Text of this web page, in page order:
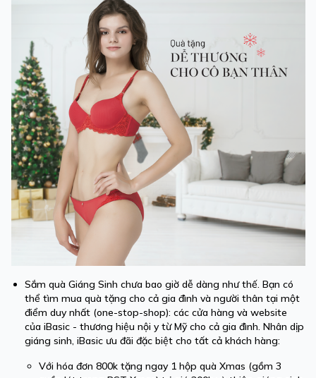
Sắm quà Giáng Sinh chưa bao giờ dễ dàng như thế. Bạn có
thể tìm mua quà tặng cho cả gia đình và người thân tại một
điểm duy nhất (one-stop-shop): các cửa hàng và website
của iBasic - thương hiệu nội y từ Mỹ cho cả gia đình. Nhân dịp
giáng sinh, iBasic ưu đãi đặc biệt cho tất cả khách hàng:
Với hóa đơn 800k tặng ngay 1 hộp quà Xmas (gồm 3